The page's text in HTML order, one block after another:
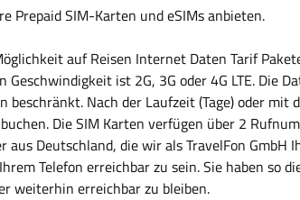
Prepaid SIM-Karten und eSIMs anbieten.
auf Reisen Internet Daten Tarif
ist 2G, 3G oder 4G LTE. Die
Nach der Laufzeit (Tage) oder mit
Die SIM Karten verfügen über 2
Deutschland, die wir als TravelFon GmbH
Telefon erreichbar zu sein. Sie haben so
weiterhin erreichbar zu bleiben.